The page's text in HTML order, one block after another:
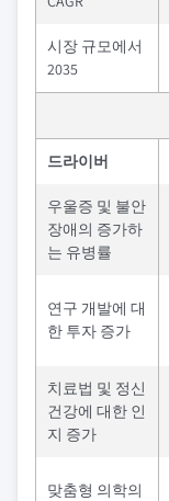
시장 규모에서
2035
드라이버
우울증 및 불안
장애의 증가하
는 유병률
연구 개발에 대
한 투자 증가
치료법 및 정신
건강에 대한 인
지 증가
맞춤형 의학의